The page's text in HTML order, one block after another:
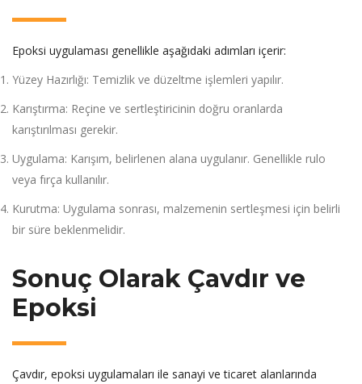
Epoksi uygulaması genellikle aşağıdaki adımları içerir:
Yüzey Hazırlığı: Temizlik ve düzeltme işlemleri yapılır.
Karıştırma: Reçine ve sertleştiricinin doğru oranlarda
karıştırılması gerekir.
Uygulama: Karışım, belirlenen alana uygulanır. Genellikle rulo
veya fırça kullanılır.
Kurutma: Uygulama sonrası, malzemenin sertleşmesi için belirli
bir süre beklenmelidir.
Sonuç Olarak Çavdır ve
Epoksi
Çavdır, epoksi uygulamaları ile sanayi ve ticaret alanlarında